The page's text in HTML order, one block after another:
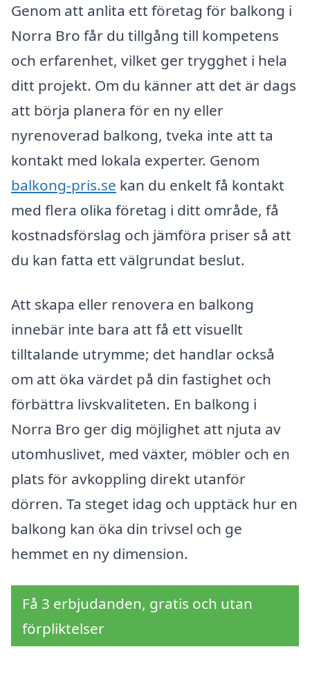
Genom att anlita ett företag för balkong i
Norra Bro får du tillgång till kompetens
och erfarenhet, vilket ger trygghet i hela
ditt projekt. Om du känner att det är dags
att börja planera för en ny eller
nyrenoverad balkong, tveka inte att ta
kontakt med lokala experter. Genom
balkong-pris.se kan du enkelt få kontakt
med flera olika företag i ditt område, få
kostnadsförslag och jämföra priser så att
du kan fatta ett välgrundat beslut.
Att skapa eller renovera en balkong
innebär inte bara att få ett visuellt
tilltalande utrymme; det handlar också
om att öka värdet på din fastighet och
förbättra livskvaliteten. En balkong i
Norra Bro ger dig möjlighet att njuta av
utomhuslivet, med växter, möbler och en
plats för avkoppling direkt utanför
dörren. Ta steget idag och upptäck hur en
balkong kan öka din trivsel och ge
hemmet en ny dimension.
Få 3 erbjudanden, gratis och utan
förpliktelser